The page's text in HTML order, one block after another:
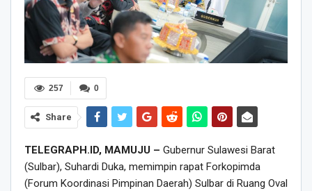
0
257
Share
TELEGRAPH.ID, MAMUJU – Gubernur Sulawesi Barat
(Sulbar), Suhardi Duka, memimpin rapat Forkopimda
(Forum Koordinasi Pimpinan Daerah) Sulbar di Ruang Oval